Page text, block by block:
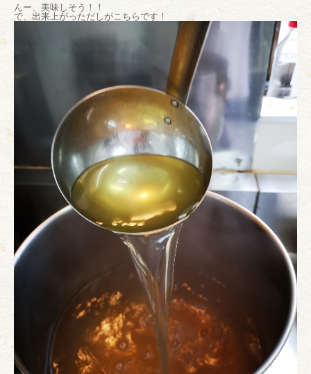
んー、美味しそう！！
で、出来上がっただしがこちらです！